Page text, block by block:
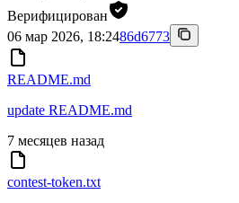
Верифицирован
06 мар 2026, 18:2486d6773
README.md
update README.md
7 месяцев назад
contest-token.txt